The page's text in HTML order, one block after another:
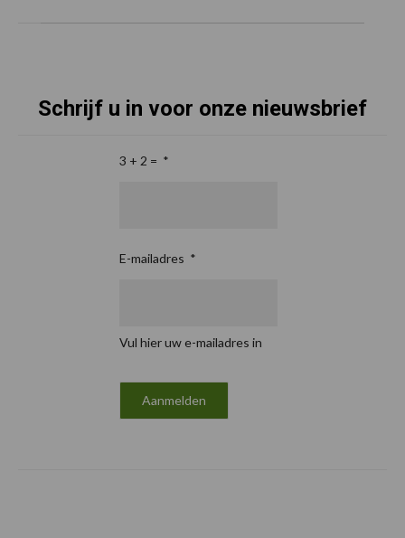
Schrijf u in voor onze nieuwsbrief
3 + 2 = *
E-mailadres *
Vul hier uw e-mailadres in